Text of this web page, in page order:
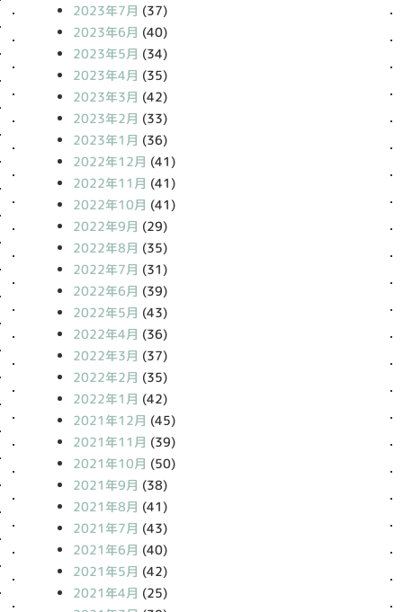
2023年7月 (37)
2023年6月 (40)
2023年5月 (34)
2023年4月 (35)
2023年3月 (42)
2023年2月 (33)
2023年1月 (36)
2022年12月 (41)
2022年11月 (41)
2022年10月 (41)
2022年9月 (29)
2022年8月 (35)
2022年7月 (31)
2022年6月 (39)
2022年5月 (43)
2022年4月 (36)
2022年3月 (37)
2022年2月 (35)
2022年1月 (42)
2021年12月 (45)
2021年11月 (39)
2021年10月 (50)
2021年9月 (38)
2021年8月 (41)
2021年7月 (43)
2021年6月 (40)
2021年5月 (42)
2021年4月 (25)